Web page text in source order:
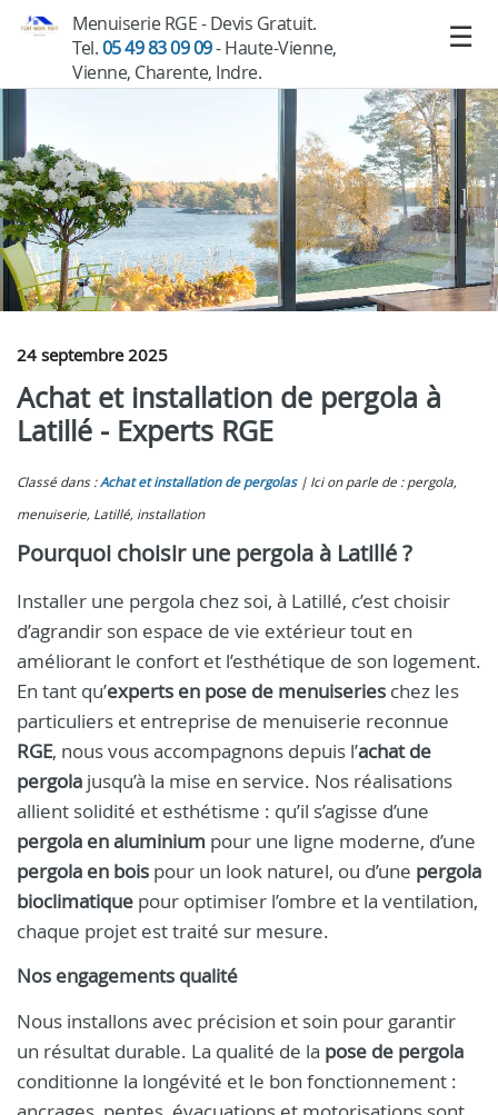
Menuiserie RGE - Devis Gratuit.
Tel.05 49 83 09 09- Haute-Vienne,
Vienne, Charente, Indre.
24 septembre 2025
Achat et installation de pergola à
Latillé - Experts RGE
Classé dans :Achat et installation de pergolas
Ici on parle de : pergola,
menuiserie, Latillé, installation
Pourquoi choisir une pergola à Latillé ?
Installer une pergola chez soi, à Latillé, c’est choisir
d’agrandir son espace de vie extérieur tout en
améliorant le confort et l’esthétique de son logement.
En tant qu’experts en pose de menuiseries chez les
particuliers et entreprise de menuiserie reconnue
RGE, nous vous accompagnons depuis l’achat de
pergola jusqu’à la mise en service. Nos réalisations
allient solidité et esthétisme : qu’il s’agisse d’une
pergola en aluminium pour une ligne moderne, d’une
pergola en bois pour un look naturel, ou d’une pergola
bioclimatique pour optimiser l’ombre et la ventilation,
chaque projet est traité sur mesure.
Nos engagements qualité
Nous installons avec précision et soin pour garantir
un résultat durable. La qualité de la pose de pergola
conditionne la longévité et le bon fonctionnement :